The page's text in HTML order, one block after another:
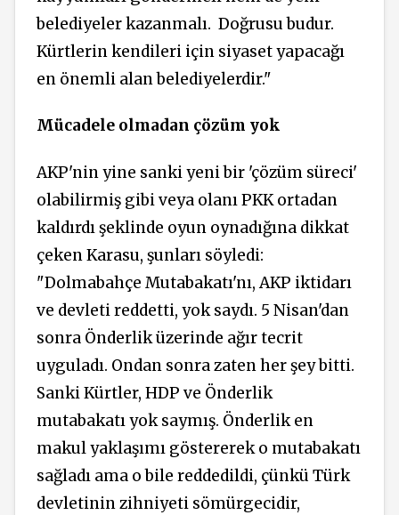
belediyeler kazanmalı. Doğrusu budur.
Kürtlerin kendileri için siyaset yapacağı
en önemli alan belediyelerdir."
Mücadele olmadan çözüm yok
AKP'nin yine sanki yeni bir 'çözüm süreci'
olabilirmiş gibi veya olanı PKK ortadan
kaldırdı şeklinde oyun oynadığına dikkat
çeken Karasu, şunları söyledi:
"Dolmabahçe Mutabakatı'nı, AKP iktidarı
ve devleti reddetti, yok saydı. 5 Nisan'dan
sonra Önderlik üzerinde ağır tecrit
uyguladı. Ondan sonra zaten her şey bitti.
Sanki Kürtler, HDP ve Önderlik
mutabakatı yok saymış. Önderlik en
makul yaklaşımı göstererek o mutabakatı
sağladı ama o bile reddedildi, çünkü Türk
devletinin zihniyeti sömürgecidir,